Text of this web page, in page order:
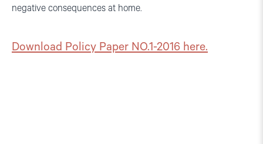
negative consequences at home.
Download Policy Paper NO.1-2016 here.